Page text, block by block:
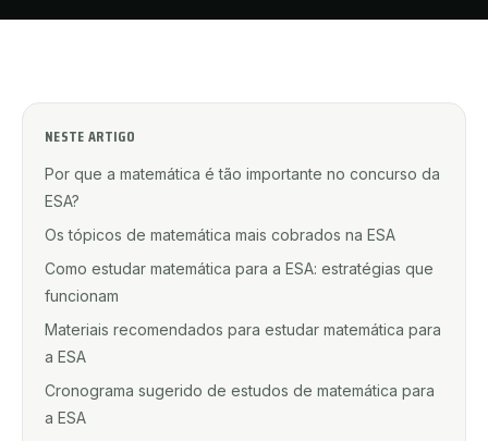
NESTE ARTIGO
Por que a matemática é tão importante no concurso da
ESA?
Os tópicos de matemática mais cobrados na ESA
Como estudar matemática para a ESA: estratégias que
funcionam
Materiais recomendados para estudar matemática para
a ESA
Cronograma sugerido de estudos de matemática para
a ESA